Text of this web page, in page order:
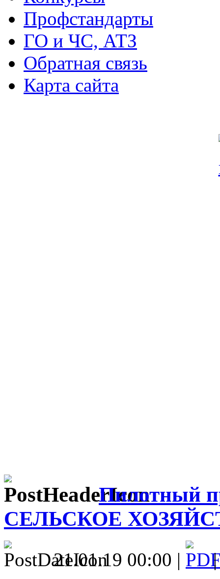
Профстандарты
ГО и ЧС, АТЗ
Обратная связь
Карта сайта
Пилотный
СЕЛЬСКОЕ
21.01.19 00:00 |